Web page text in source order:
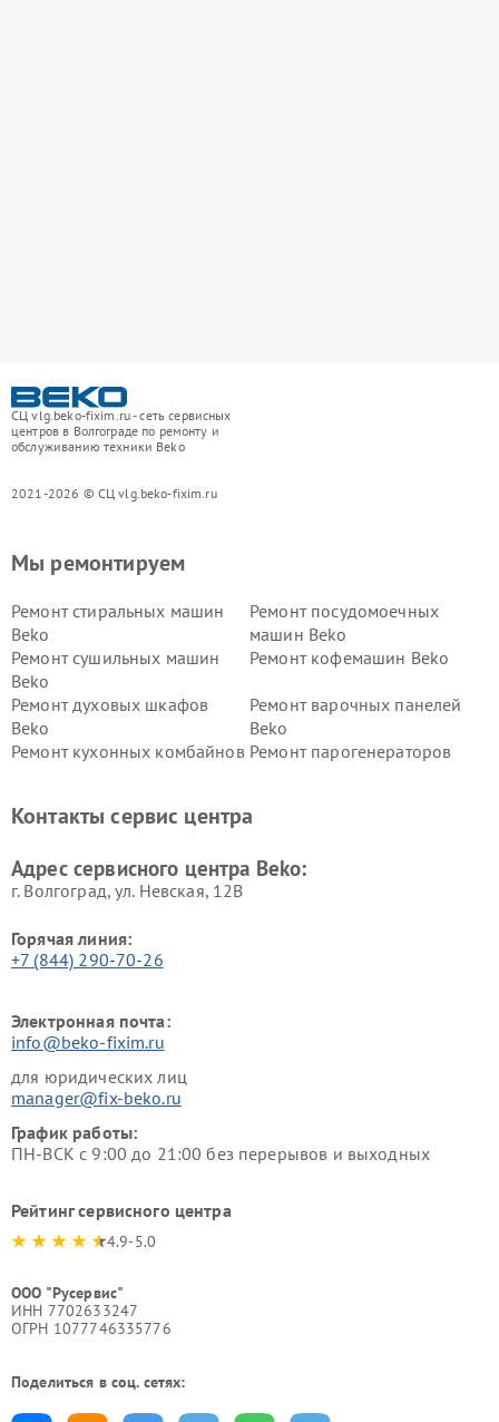
СЦ vlg.beko-fixim.ru - сеть сервисных
центров в Волгограде по ремонту и
обслуживанию техники Beko
2021-2026 © СЦ vlg.beko-fixim.ru
Мы ремонтируем
Ремонт стиральных машин
Beko
Ремонт посудомоечных
машин Beko
Ремонт сушильных машин
Beko
Ремонт кофемашин Beko
Ремонт духовых шкафов
Beko
Ремонт варочных панелей
Beko
Ремонт кухонных комбайнов Ремонт парогенераторов
Ремонт холодильников Beko Ремонт морозильных камер
Контакты сервис центра
Адрес сервисного центра Beko:
г. Волгоград, ул. Невская, 12В
Горячая линия:
+7 (844) 290-70-26
Электронная почта:
info@beko-fixim.ru
для юридических лиц
manager@fix-beko.ru
График работы:
ПН-ВСК с 9:00 до 21:00 без перерывов и выходных
Рейтинг сервисного центра
4.9-5.0
ООО "Русервис"
ИНН 7702633247
ОГРН 1077746335776
Поделиться в соц. сетях: